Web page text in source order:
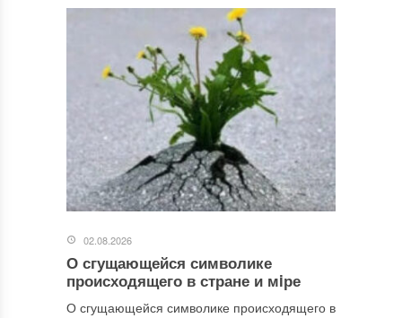
02.08.2026
О сгущающейся символике
происходящего в стране и мiре
О сгущающейся символике происходящего в